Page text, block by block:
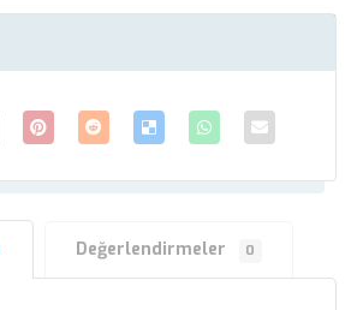
Değerlendirmeler 0